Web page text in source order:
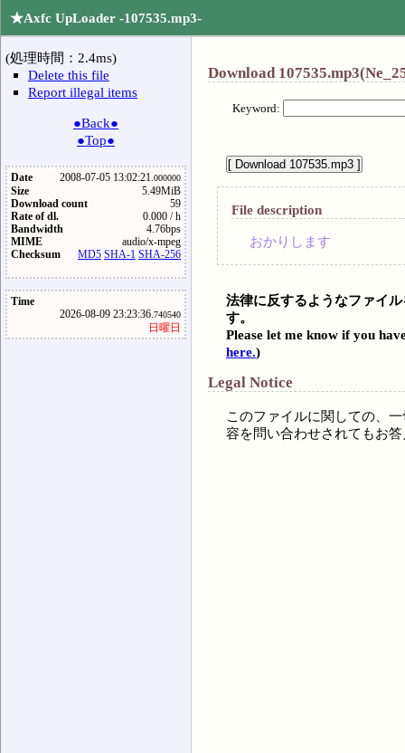
★Axfc UpLoader -107535.mp3-
(処理時間：2.4ms)
Delete this file
Report illegal items
●Back●
●Top●
Date 2008-07-05 13:02:21.000000
Size
5.49MiB
Download count
59
Rate of dl.
0.000 / h
Bandwidth
4.76bps
MIME
audio/x-mpeg
Checksum
MD5 SHA-1 SHA-256
Time
2026-08-09 23:23:36.740540
日曜日
Download
Keyword:
File description
おかりします
法律に反するようなファイ
す。
Please let me know if you
here.)
Legal Notice
このファイルに関しての、
容を問い合わせされてもお